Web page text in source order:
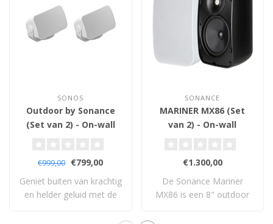
SONOS
Outdoor by Sonance
(Set van 2) - On-wall
€999,00 €799,00
Geniet buiten van krachtig
en helder geluid met de
SONANCE
MARINER MX86 (Set
van 2) - On-wall
€1.300,00
De Sonance Mariner
MX86 is een 8" outdoor